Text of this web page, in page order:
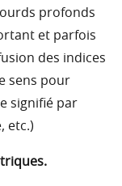
profonds
et parfois
des indices
sens pour
signifié par
etc.)